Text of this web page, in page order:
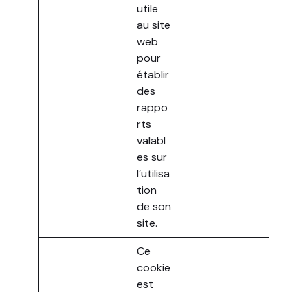
utile
au site
web
pour
établir
des
rappo
rts
valabl
es sur
l’utilisa
tion
de son
site.
Ce
cookie
est